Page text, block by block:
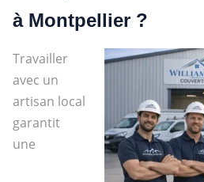
à Montpellier ?
Travailler
avec un
artisan local
garantit
une